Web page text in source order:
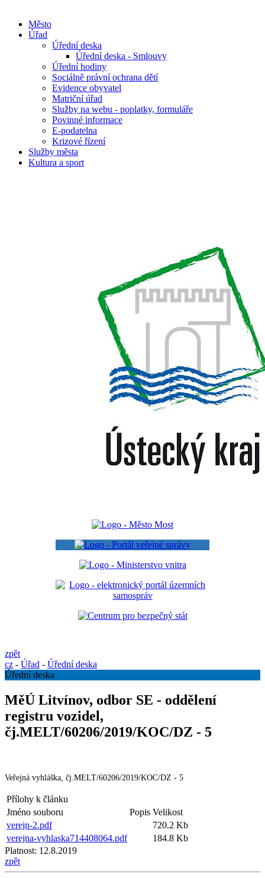
Město
Úřad
Úřední deska
Úřední deska - Smlouvy
Úřední hodiny
Sociálně právní ochrana dětí
Evidence obyvatel
Matriční úřad
Služby na webu - poplatky, formuláře
Povinné informace
E-podatelna
Krizové řízení
Služby města
Kultura a sport
zpět
cz - Úřad - Úřední deska
Úřední deska
MěÚ Litvínov, odbor SE - oddělení
registru vozidel,
čj.MELT/60206/2019/KOC/DZ - 5
Veřejná vyhláška, čj.MELT/60206/2019/KOC/DZ - 5
Přílohy k článku
Jméno souboru
Popis Velikost
verejn-2.pdf
720.2 Kb
verejna-vyhlaska714408064.pdf
184.8 Kb
Platnost: 12.8.2019
zpět